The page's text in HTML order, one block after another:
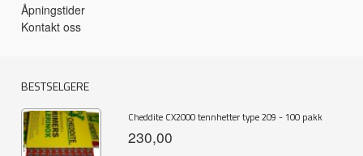
Åpningstider
Kontakt oss
BESTSELGERE
Cheddite CX2000 tennhetter type 209 - 100 pakk
230,00